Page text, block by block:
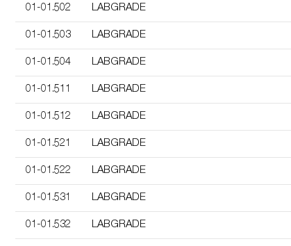
01-01.502 LABGRADE
01-01.503 LABGRADE
01-01.504 LABGRADE
01-01.511 LABGRADE
01-01.512 LABGRADE
01-01.521 LABGRADE
01-01.522 LABGRADE
01-01.531 LABGRADE
01-01.532 LABGRADE